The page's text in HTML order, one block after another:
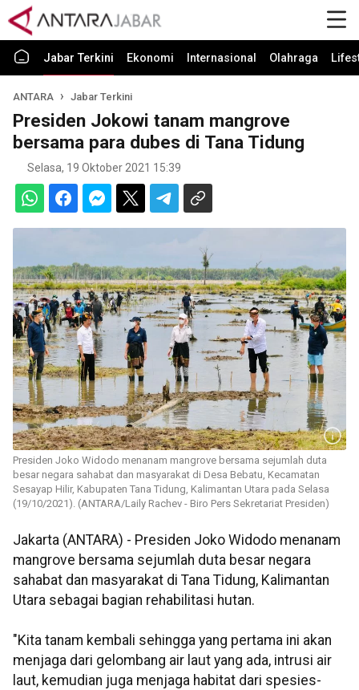
Jabar Terkini Ekonomi Internasional Olahraga
ANTARA Jabar Terkini
Presiden Jokowi tanam mangrove
bersama para dubes di Tana Tidung
Selasa, 19 Oktober 2021 15:39
Presiden Joko Widodo menanam mangrove bersama sejumlah duta
besar negara sahabat dan masyarakat di Desa Bebatu, Kecamatan
Sesayap Hilir, Kabupaten Tana Tidung, Kalimantan Utara pada Selasa
(19/10/2021). (ANTARA/Laily Rachev - Biro Pers Sekretariat Presiden)
Jakarta (ANTARA) - Presiden Joko Widodo menanam
mangrove bersama sejumlah duta besar negara
sahabat dan masyarakat di Tana Tidung, Kalimantan
Utara sebagai bagian rehabilitasi hutan.
"Kita tanam kembali sehingga yang pertama ini akan
menjaga dari gelombang air laut yang ada, intrusi air
laut, kemudian juga menjaga habitat dari spesies-